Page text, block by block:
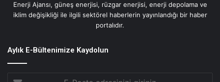
Enerji Ajansı, güneş enerjisi, rüzgar enerjisi, enerji depolama ve
iklim değişikliği ile ilgili sektörel haberlerin yayınlandığı bir haber
portalıdır.
Aylık E-Bültenimize Kaydolun